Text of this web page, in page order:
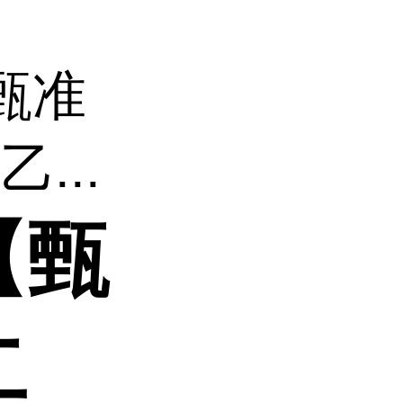
准
...
甄